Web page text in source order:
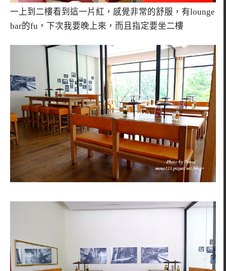
一上到二樓看到這一片紅，感覺非常的舒服，有lounge
bar的fu，下次我要晚上來，而且指定要坐二樓